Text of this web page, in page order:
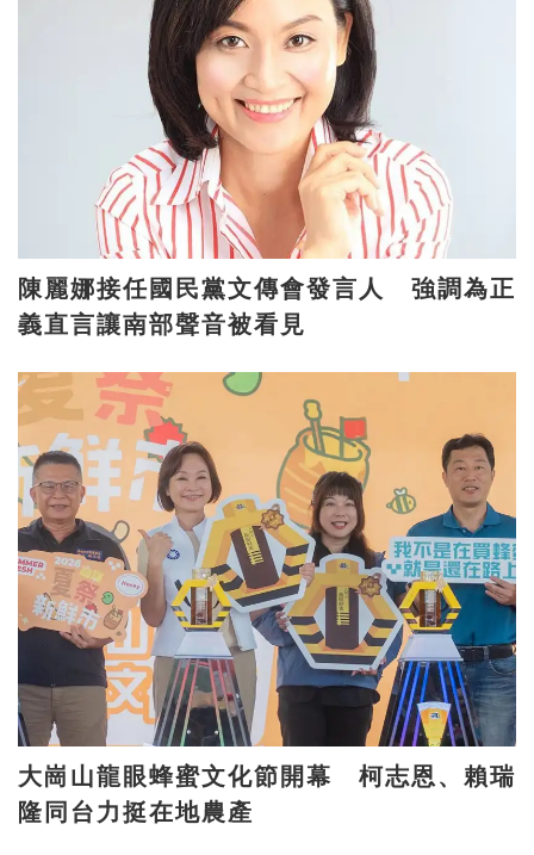
陳麗娜接任國民黨文傳會發言人 強調為正
義直言讓南部聲音被看見
大崗山龍眼蜂蜜文化節開幕 柯志恩、賴瑞
隆同台力挺在地農產